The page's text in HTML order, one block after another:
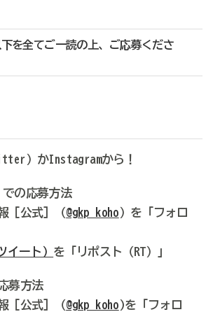
を全てご一読の上、ご応募くださ
）かInstagramから！
の応募方法
［公式］（@gkp_koho ）を「フォロ
イート） を「リポスト（RT）」
募方法
［公式］（@gkp_koho )を「フォロ